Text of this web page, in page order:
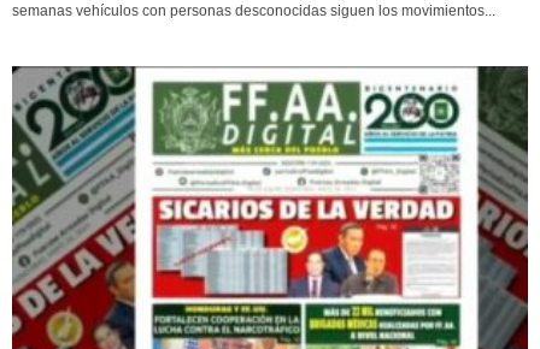
semanas vehículos con personas desconocidas siguen los movimientos...